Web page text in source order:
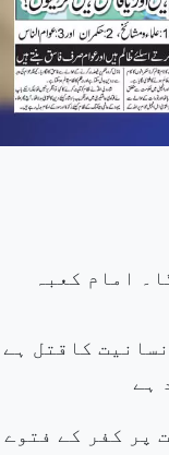
امام کعبہ
کاقتل ہے
ہے
پر کفر کے فتوے